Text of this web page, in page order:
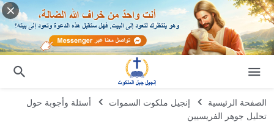
الصفحة الرئيسية إنجيل ملكوت السموات
أسئلة وأجوبة حول
تحليل جوهر الفريسيين